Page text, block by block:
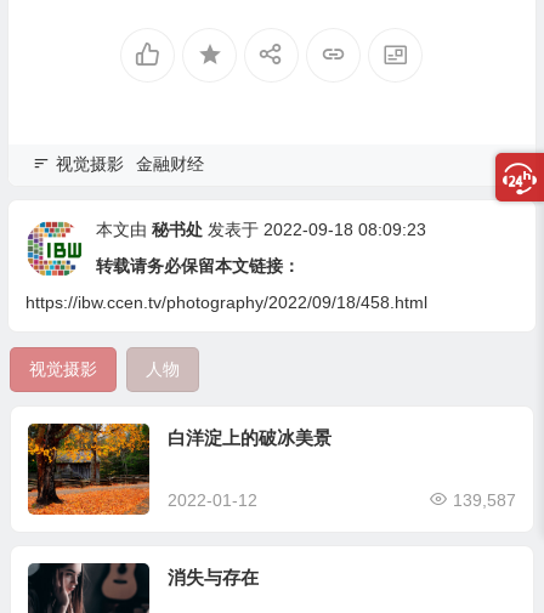
视觉摄影 金融财经
本文由 秘书处发表于 2022-09-18 08:09:23
转载请务必保留本文链接：
https://ibw.ccen.tv/photography/2022/09/18/458.html
视觉摄影 人物
白洋淀上的破冰美景
2022-01-12 139,587
消失与存在